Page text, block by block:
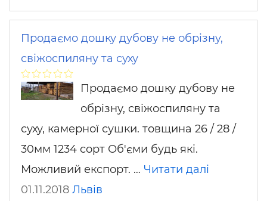
Продаємо дошку дубову не обрізну,
свіжоспиляну та суху
Продаємо дошку дубову не
обрізну, свіжоспиляну та
суху, камерної сушки. товщина 26 / 28 /
30мм 1234 сорт Об'єми будь які.
Можливий експорт. … Читати далі
01.11.2018 Львів